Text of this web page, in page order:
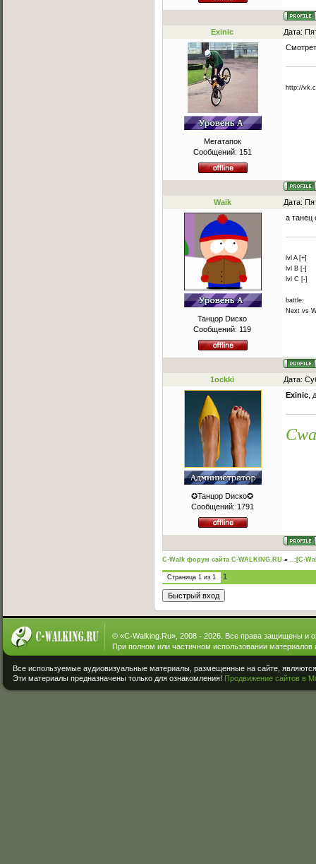
Exinic Дата:
Мегатапок
Сообщений: 151
http://
Waik Дата:
Танцор Dиско
Сообщений: 119
а танец
lvl A [+]
lvl B [-]
lvl C [-]
battle:
Next vs
1ockki Дата:
✪Танцор Dиско✪
Сообщений: 1791
Exinic ,
C-Walk форум сайта C-WALKING.RU » ..:[C-
Страница 1 из 1 1
© «C-Walking.Ru», 2008 - 2026. Все права защищены и
При полном или частичном использовании материалов
Все используемые аудиовизуальные материалы, размещенные на сайте,
Эти материалы предназначены только для ознакомления! Продвижение сайтов в